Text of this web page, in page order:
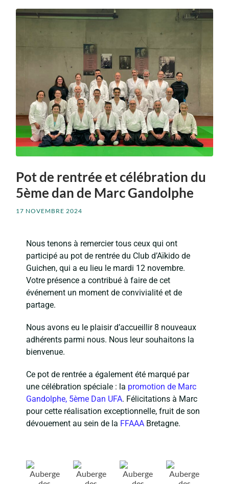
Pot de rentrée et célébration du
5ème dan de Marc Gandolphe
17 NOVEMBRE 2024
Nous tenons à remercier tous ceux qui ont
participé au pot de rentrée du Club d’Aïkido de
Guichen, qui a eu lieu le mardi 12 novembre.
Votre présence a contribué à faire de cet
événement un moment de convivialité et de
partage.
Nous avons eu le plaisir d’accueillir 8 nouveaux
adhérents parmi nous. Nous leur souhaitons la
bienvenue.
Ce pot de rentrée a également été marqué par
une célébration spéciale : la promotion de Marc
Gandolphe, 5ème Dan UFA. Félicitations à Marc
pour cette réalisation exceptionnelle, fruit de son
dévouement au sein de la FFAAA Bretagne.